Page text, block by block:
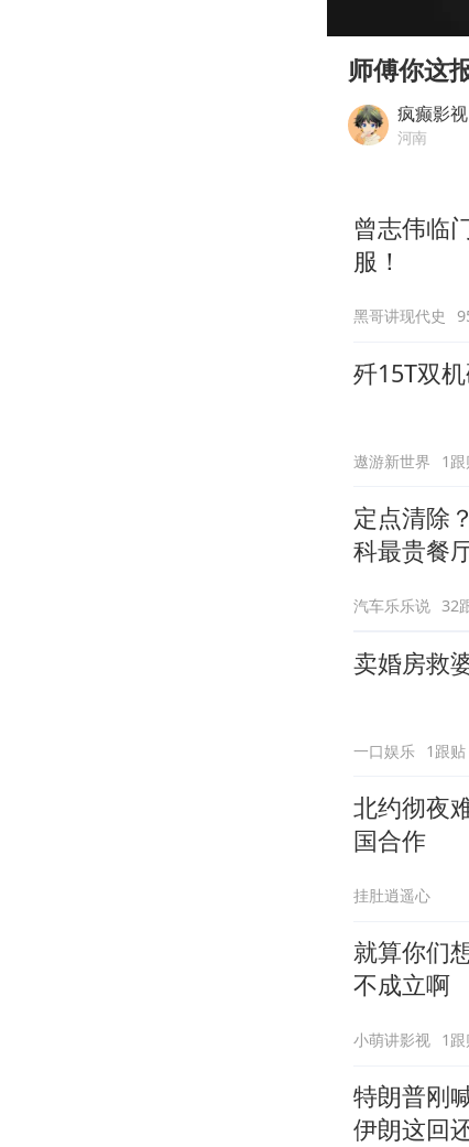
师傅你这
疯癫影视
河南
曾志伟临
服！
黑哥讲现代史
歼15T双
遨游新世界 1
定点清除
科最贵餐
汽车乐乐说 32
卖婚房救
一口娱乐 1跟贴
北约彻夜
国合作
挂肚逍遥心
就算你们
不成立啊
小萌讲影视 1
特朗普刚
伊朗这回